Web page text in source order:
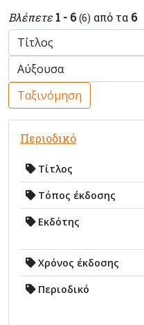
Βλέπετε 1 - 6 (6) από τα 6
Ταξινόμηση
Περιοδικό
Τίτλος
Τόπος έκδοσης
Εκδότης
Χρόνος έκδοσης
Περιοδικό